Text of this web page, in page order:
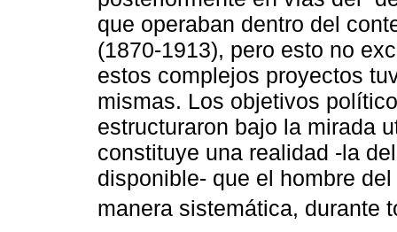
que operaban dentro del
(1870-1913), pero esto no
estos complejos proyectos
mismas. Los objetivos
estructuraron bajo la mirada
constituye una realidad -la
disponible- que el hombre
manera sistemática, durante